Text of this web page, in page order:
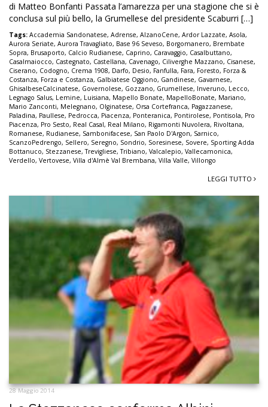
di Matteo Bonfanti Passata l’amarezza per una stagione che si è
conclusa sul più bello, la Grumellese del presidente Scaburri […]
Tags: Accademia Sandonatese, Adrense, AlzanoCene, Ardor Lazzate, Asola,
Aurora Seriate, Aurora Travagliato, Base 96 Seveso, Borgomanero, Brembate
Sopra, Brusaporto, Calcio Rudianese, Caprino, Caravaggio, Casalbuttano,
Casalmaiocco, Castegnato, Castellana, Cavenago, Ciliverghe Mazzano, Cisanese,
Ciserano, Codogno, Crema 1908, Darfo, Desio, Fanfulla, Fara, Foresto, Forza &
Costanza, Forza e Costanza, Galbiatese Oggiono, Gandinese, Gavarnese,
GhisalbeseCalcinatese, Governolese, Gozzano, Grumellese, Inveruno, Lecco,
Legnago Salus, Lemine, Luisiana, Mapello Bonate, MapelloBonate, Mariano,
Mario Zanconti, Melegnano, Olginatese, Orsa Cortefranca, Pagazzanese,
Paladina, Paullese, Pedrocca, Piacenza, Ponteranica, Pontirolese, Pontisola, Pro
Piacenza, Pro Sesto, Real Casal, Real Milano, Rigamonti Nuvolera, Rivoltana,
Romanese, Rudianese, Sambonifacese, San Paolo D'Argon, Sarnico,
ScanzoPedrengo, Sellero, Seregno, Sondrio, Soresinese, Sovere, Sporting Adda
Bottanuco, Stezzanese,Trevigliese,Tribiano, Valcalepio, Vallecamonica,
Verdello, Vertovese, Villa d'Almè Val Brembana, Villa Valle, Villongo
LEGGI TUTTO
28 Maggio 2014